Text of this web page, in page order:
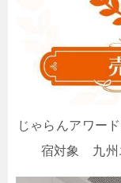
じゃらんアワー
宿対象 九